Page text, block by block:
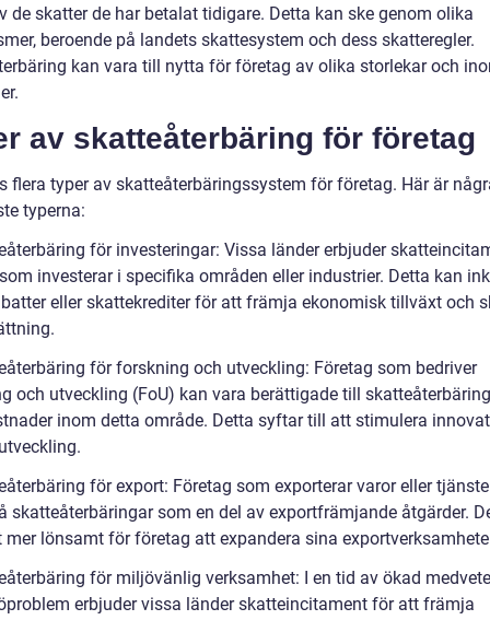
de skatter de har betalat tidigare. Detta kan ske genom olika
beroende på landets skattesystem och dess skatteregler.
kan vara till nytta för företag av olika storlekar och
av skatteåterbäring för företag
flera typer av skatteåterbäringssystem för företag. Här är
typerna:
för investeringar: Vissa länder erbjuder
investerar i specifika områden eller industrier. Detta kan
eller skattekrediter för att främja ekonomisk tillväxt och
för forskning och utveckling: Företag som bedriver
och utveckling (FoU) kan vara berättigade till
inom detta område. Detta syftar till att stimulera
för export: Företag som exporterar varor eller
skatteåterbäringar som en del av exportfrämjande åtgärder.
mer lönsamt för företag att expandera sina
för miljövänlig verksamhet: I en tid av ökad
erbjuder vissa länder skatteincitament för att främja